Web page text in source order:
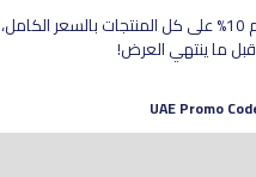
عرض سريع: لفترة محدودة، استمتع بخصم 10% على كل المنتجات بالسعر الكامل،
ما ينتهي العرض!